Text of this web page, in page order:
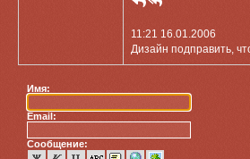
11:21 16.01.2006
Дизайн подправить,
Имя:
Email:
Сообщение: